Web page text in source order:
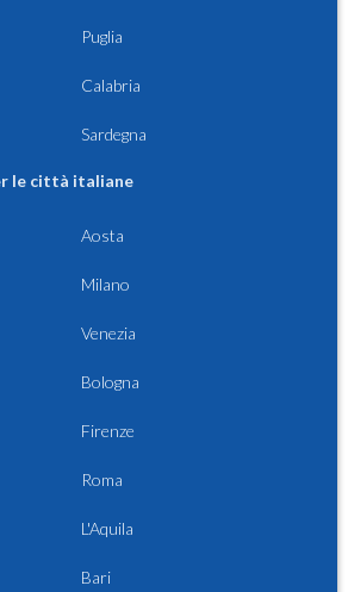
Puglia
Calabria
Sardegna
le città italiane
Aosta
Milano
Venezia
Bologna
Firenze
Roma
L'Aquila
Bari